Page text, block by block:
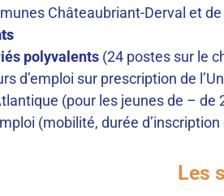
Châteaubriant-Derval et
polyvalents(24 postes sur le
d’emploi sur prescription de
(pour les jeunes de –
(mobilité, durée
Les